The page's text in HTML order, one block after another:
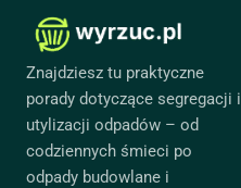
Znajdziesz tu praktyczne
porady dotyczące segregacji i
utylizacji odpadów – od
codziennych śmieci po
odpady budowlane i